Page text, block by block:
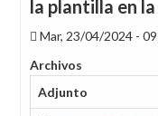
la plantilla en
Mar, 23/04/2024 -
Archivos
Adjunto